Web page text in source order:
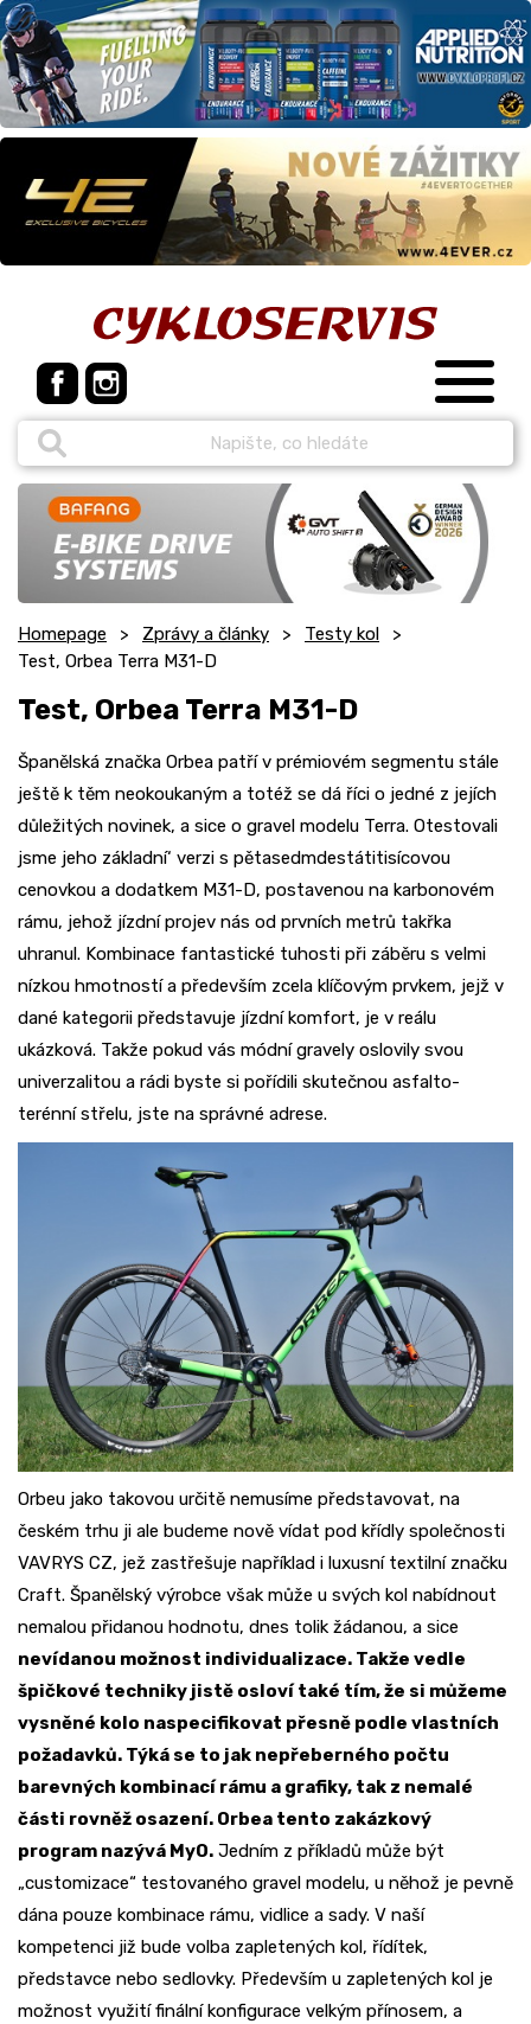
Homepage Zprávy a články
Testy kol
Test, Orbea Terra M31-D
Test, Orbea Terra M31-D
Španělská značka Orbea patří v prémiovém segmentu stále
ještě k těm neokoukaným a totéž se dá říci o jedné z jejích
důležitých novinek, a sice o gravel modelu Terra. Otestovali
jsme jeho základní‘ verzi s pětasedmdestátitisícovou
cenovkou a dodatkem M31-D, postavenou na karbonovém
rámu, jehož jízdní projev nás od prvních metrů takřka
uhranul. Kombinace fantastické tuhosti při záběru s velmi
nízkou hmotností a především zcela klíčovým prvkem, jejž v
dané kategorii představuje jízdní komfort, je v reálu
ukázková. Takže pokud vás módní gravely oslovily svou
univerzalitou a rádi byste si pořídili skutečnou asfalto-
terénní střelu, jste na správné adrese.
Orbeu jako takovou určitě nemusíme představovat, na
českém trhu ji ale budeme nově vídat pod křídly společnosti
VAVRYS CZ, jež zastřešuje například i luxusní textilní značku
Craft. Španělský výrobce však může u svých kol nabídnout
nemalou přidanou hodnotu, dnes tolik žádanou, a sice
nevídanou možnost individualizace. Takže vedle
špičkové techniky jistě osloví také tím, že si můžeme
vysněné kolo naspecifikovat přesně podle vlastních
požadavků. Týká se to jak nepřeberného počtu
barevných kombinací rámu a grafiky, tak z nemalé
části rovněž osazení. Orbea tento zakázkový
program nazývá MyO. Jedním z příkladů může být
„customizace“ testovaného gravel modelu, u něhož je pevně
dána pouze kombinace rámu, vidlice a sady. V naší
kompetenci již bude volba zapletených kol, řídítek,
představce nebo sedlovky. Především u zapletených kol je
možnost využití finální konfigurace velkým přínosem, a